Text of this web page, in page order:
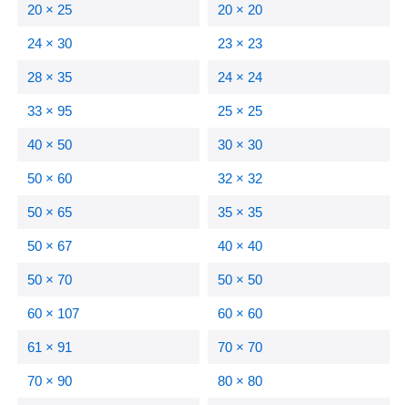
20 × 25
24 × 30
28 × 35
33 × 95
40 × 50
50 × 60
50 × 65
50 × 67
50 × 70
60 × 107
61 × 91
70 × 90
20 × 20
23 × 23
24 × 24
25 × 25
30 × 30
32 × 32
35 × 35
40 × 40
50 × 50
60 × 60
70 × 70
80 × 80